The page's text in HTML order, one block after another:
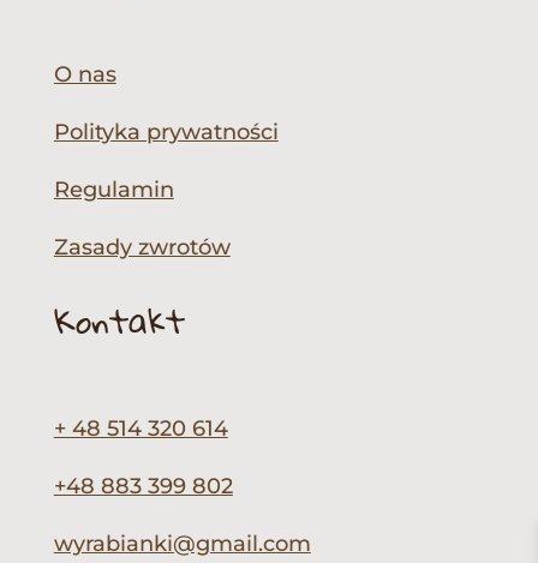
O nas
Polityka prywatności
Regulamin
Zasady zwrotów
Kontakt
+ 48 514 320 614
+48 883 399 802
wyrabianki@gmail.com